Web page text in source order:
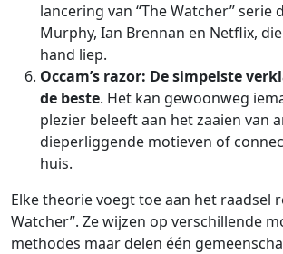
lancering van “The Watcher” serie
Murphy, Ian Brennan en Netflix,
hand liep.
Occam’s razor: De simpelste
de beste. Het kan gewoonweg
plezier beleeft aan het zaaien van
dieperliggende motieven of
huis.
Elke theorie voegt toe aan het raadsel
Watcher”. Ze wijzen op verschillende
methodes maar delen één